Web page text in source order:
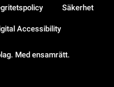
Med ensamrätt.
Säkerhet
Accessibility